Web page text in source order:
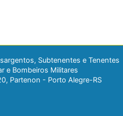
Subtenentes e Tenentes
e Bombeiros Militares
Partenon - Porto Alegre-RS